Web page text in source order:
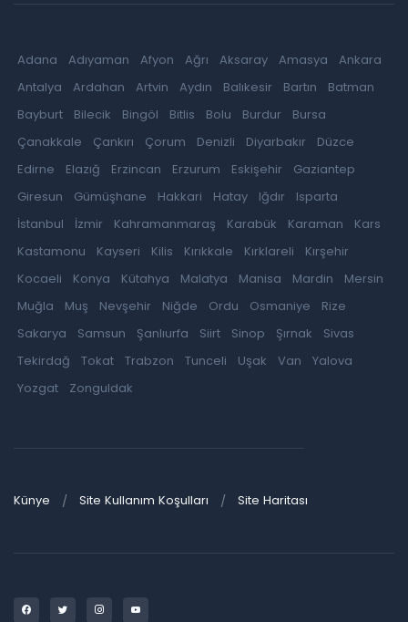
Adana Adıyaman Afyon Ağrı Aksaray Amasya
Ankara
Antalya
Ardahan Artvin Aydın Balıkesir Bartın
Batman
Bayburt
Bilecik Bingöl Bitlis Bolu Burdur
Bursa
Çanakkale
Çankırı Çorum Denizli Diyarbakır
Düzce
Edirne
Elazığ Erzincan Erzurum Eskişehir
Gaziantep
Giresun
Gümüşhane Hakkari Hatay Iğdır
Isparta
İstanbul
İzmir Kahramanmaraş Karabük Karaman
Kars
Kastamonu
Kayseri Kilis Kırıkkale Kırklareli
Kırşehir
Kocaeli
Konya Kütahya Malatya Manisa Mardin
Mersin
Muğla
Muş Nevşehir Niğde Ordu Osmaniye
Rize
Sakarya
Samsun Şanlıurfa Siirt Sinop Şırnak
Sivas
Tekirdağ
Tokat Trabzon Tunceli Uşak Van
Yalova
Yozgat
Zonguldak
Künye Site Kullanım Koşulları Site Haritası